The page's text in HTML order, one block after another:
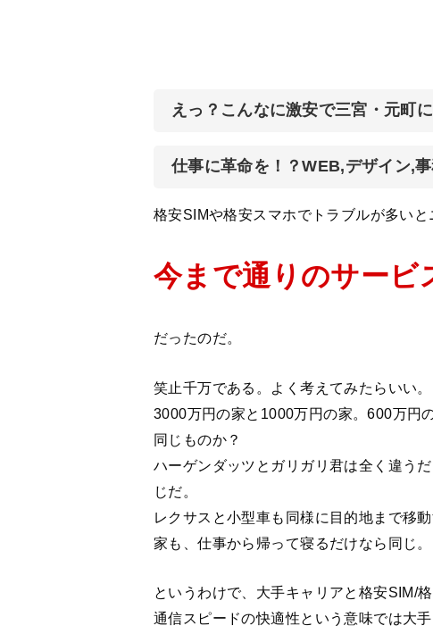
えっ？こんなに激安で三宮・元町
仕事に革命を！？WEB,デザイン,
格安SIMや格安スマホでトラブルが多いと
今まで通りのサービ
だったのだ。
笑止千万である。よく考えてみたらいい。
3000万円の家と1000万円の家。600万円
同じものか？
ハーゲンダッツとガリガリ君は全く違う
じだ。
レクサスと小型車も同様に目的地まで移
家も、仕事から帰って寝るだけなら同じ。
というわけで、大手キャリアと格安SIM/
通信スピードの快適性という意味では大